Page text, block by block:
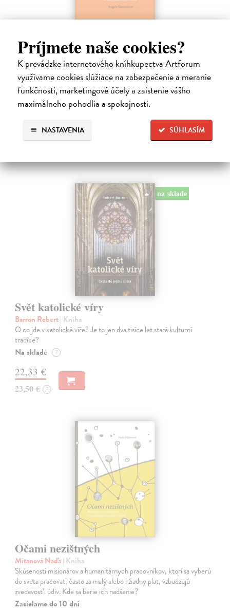
Príjmete naše cookies?
K prevádzke internetového kníhkupectva Artforum
využívame cookies slúžiace na zabezpečenie a meranie
funkčnosti, marketingové účely a zaistenie vášho
maximálneho pohodlia a spokojnosti.
SÚHLASÍM
NASTAVENIA
Dominik Mokoš OFM (1718-1776) a jeho
kazateľská tvorba
Škovierová Angela| Kniha
Ide o titul, ktorým naše vydavateľstvo pokračuje v mapovaní
františkánskeho príspevku k našej kultúre. Františkán Dominik
Mokoš patril medzi najplodnejších a najpozoruhodnejších slovenských
autorov homiletickej…
18,00 €
na sklade
Svět katolické víry
Barron Robert| Kniha
O co jde v katolické víře? Je to jen dva tisíce let stará kulturní
tradice?
Na sklade ?
22,33 €
23,50 € ?
Očami nezištných
Mitanová Naďa| Kniha
Skúsenosti misionárov a humanitárnych pracovníkov, ktorí sa vyberú
do sveta pracovať, často za malý alebo i žiadny plat, vzbudzujú
zvedavosť i údiv. Kde sa berie ich nadšenie?
Zasielame do 10 dní